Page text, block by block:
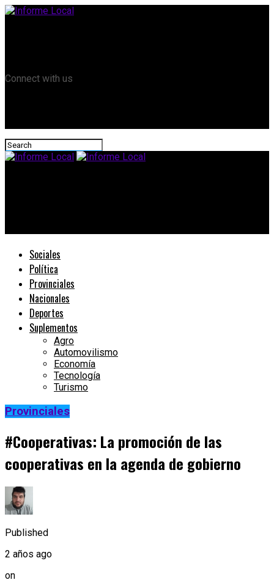
Connect with us
Sociales
Política
Provinciales
Nacionales
Deportes
Suplementos
Agro
Automovilismo
Economía
Tecnología
Turismo
Provinciales
#Cooperativas: La promoción de las
cooperativas en la agenda de gobierno
Published
2 años ago
on